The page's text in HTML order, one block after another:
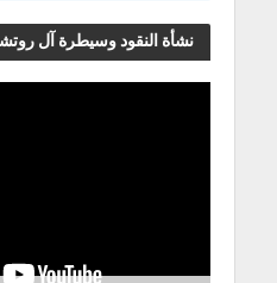
نشأة النقود وسيطرة آل